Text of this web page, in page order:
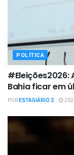
POLÍTICA
#Eleições2026:
Bahia ficar em
PORESTAGIÁRIO 2